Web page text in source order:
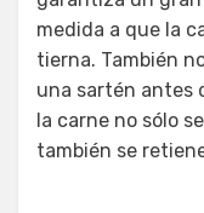
medida a que la
tierna. También
una sartén antes
la carne no sólo
también se